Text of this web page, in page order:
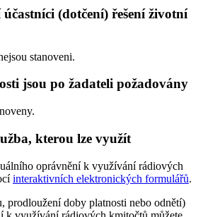
(dotčení) řešení životní
stanoveni.
jsou po žadateli požadovány
kterou lze využít
oprávnění k využívání rádiových
interaktivních elektronických formulářů.
prodloužení doby platnosti nebo odnětí)